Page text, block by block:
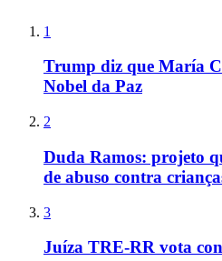
1
Trump diz que María
Nobel da Paz
2
Duda Ramos: projeto
de abuso contra
3
Juíza TRE-RR vota